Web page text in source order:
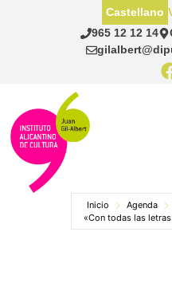
965 12 12 14
Castellano
Inicio Agenda
«Con todas las